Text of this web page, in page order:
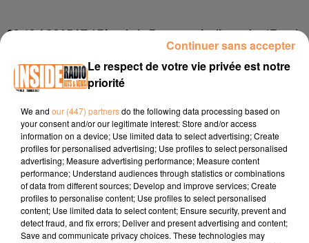
00:12 ASCARAT / Fête de la Fermentatio dimanche 17 mai
00:25 TARBES / Braderie Sports Loisirs 2026 du 15 au 17
mai au Prc des Expositions Hall 2
00:41 MONEIN / Troc de plantes samedi 16 mai de 9h30 à
12h sous les halleswww.monein.fr
Le respect de votre vie privée est notre
priorité
We and our (447) partnersdo the following data processing based on
your consent and/or our legitimate interest: Store and/or access
information on a device; Use limited data to select advertising; Create
profiles for personalised advertising; Use profiles to select personalised
advertising; Measure advertising performance; Measure content
performance; Understand audiences through statistics or combinations
of data from different sources; Develop and improve services; Create
profiles to personalise content; Use profiles to select personalised
content; Use limited data to select content; Ensure security, prevent and
detect fraud, and fix errors; Deliver and present advertising and content;
Save and communicate privacy choices. These technologies may
Continuer sans accepter